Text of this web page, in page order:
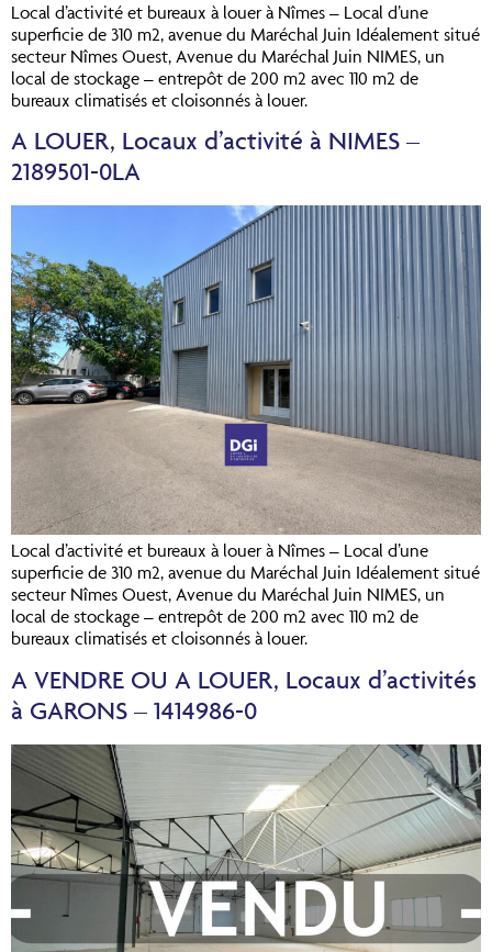
Local d’activité et bureaux à louer à Nîmes – Local d’une
superficie de 310 m2, avenue du Maréchal Juin Idéalement situé
secteur Nîmes Ouest, Avenue du Maréchal Juin NIMES, un
local de stockage – entrepôt de 200 m2 avec 110 m2 de
bureaux climatisés et cloisonnés à louer.
A LOUER, Locaux d’activité à NIMES –
2189501-0LA
Local d’activité et bureaux à louer à Nîmes – Local d’une
superficie de 310 m2, avenue du Maréchal Juin Idéalement situé
secteur Nîmes Ouest, Avenue du Maréchal Juin NIMES, un
local de stockage – entrepôt de 200 m2 avec 110 m2 de
bureaux climatisés et cloisonnés à louer.
A VENDRE OU A LOUER, Locaux d’activités
à GARONS – 1414986-0